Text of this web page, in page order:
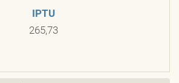
IPTU
265,73